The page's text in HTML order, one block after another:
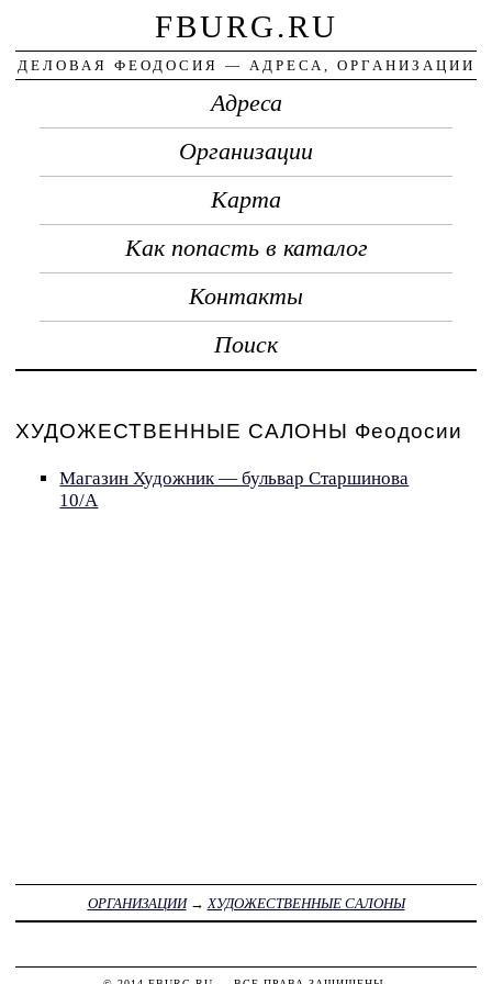
FBURG.RU
ДЕЛОВАЯ ФЕОДОСИЯ — АДРЕСА, ОРГАНИЗАЦИИ
Адреса
Организации
Карта
Как попасть в каталог
Контакты
Поиск
ХУДОЖЕСТВЕННЫЕ САЛОНЫ Феодосии
Магазин Художник — бульвар Старшинова
10/А
ОРГАНИЗАЦИИ→ ХУДОЖЕСТВЕННЫЕ САЛОНЫ